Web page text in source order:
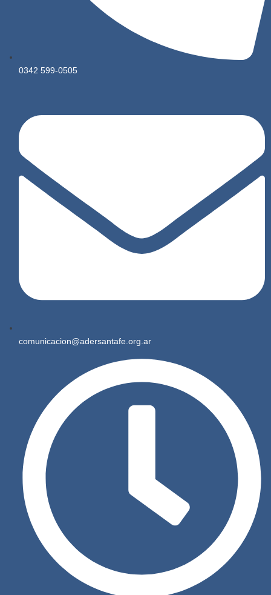
0342 599-0505
comunicacion@adersantafe.org.ar